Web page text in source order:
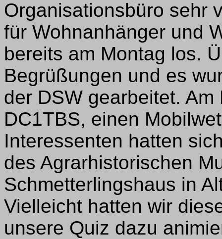
Organisationsbüro sehr
für Wohnanhänger und
bereits am Montag los.
Begrüßungen und es
der DSW gearbeitet.
DC1TBS, einen
Interessenten hatten
des Agrarhistorischen
Schmetterlingshaus in
Vielleicht hatten wir
unsere Quiz dazu